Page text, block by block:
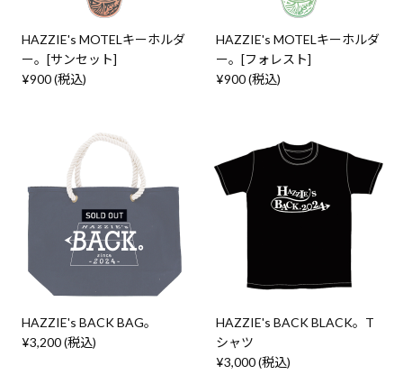
HAZZIE's MOTELキーホルダ
ー。[サンセット]
¥900 (税込)
HAZZIE's MOTELキーホルダ
ー。[フォレスト]
¥900 (税込)
HAZZIE's BACK BAG。
¥3,200 (税込)
HAZZIE's BACK BLACK。T
シャツ
¥3,000 (税込)